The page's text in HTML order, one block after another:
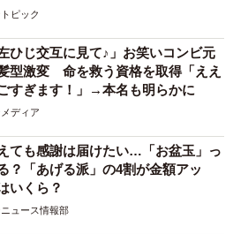
ピック
ひじ交互に見て♪」お笑いコンビ元
型激変 命を救う資格を取得「ええ
すぎます！」→本名も明らかに
ディア
ても感謝は届けたい…「お盆玉」っ
？「あげる派」の4割が金額アッ
いくら？
ュース情報部